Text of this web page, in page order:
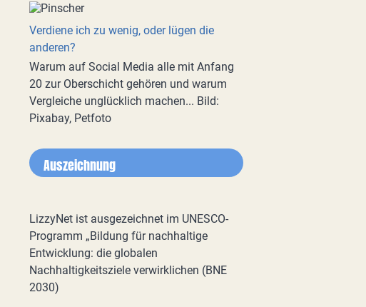
Verdiene ich zu wenig, oder lügen die
anderen?
Warum auf Social Media alle mit Anfang
20 zur Oberschicht gehören und warum
Vergleiche unglücklich machen... Bild:
Pixabay, Petfoto
Auszeichnung
LizzyNet ist ausgezeichnet im UNESCO-
Programm „Bildung für nachhaltige
Entwicklung: die globalen
Nachhaltigkeitsziele verwirklichen (BNE
2030)